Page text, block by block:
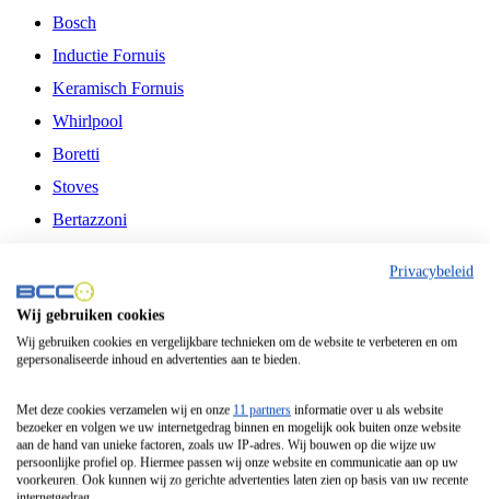
Bosch
Inductie Fornuis
Keramisch Fornuis
Whirlpool
Boretti
Stoves
Bertazzoni
Fitelli
Airfryer
Frituurpan
Contactgrill
Broodbakmachine
Broodrooster
Privacybeleid
Wij gebruiken cookies
Wij gebruiken cookies en vergelijkbare technieken om de website te verbeteren en om
gepersonaliseerde inhoud en advertenties aan te bieden.
Met deze cookies verzamelen wij en onze 11 partners informatie over u als website
bezoeker en volgen we uw internetgedrag binnen en mogelijk ook buiten onze website
aan de hand van unieke factoren, zoals uw IP-adres. Wij bouwen op die wijze uw
persoonlijke profiel op. Hiermee passen wij onze website en communicatie aan op uw
voorkeuren. Ook kunnen wij zo gerichte advertenties laten zien op basis van uw recente